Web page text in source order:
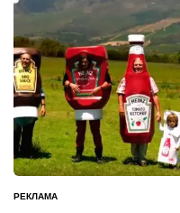
ОПУБЛИКОВАНО
РЕКЛАМА